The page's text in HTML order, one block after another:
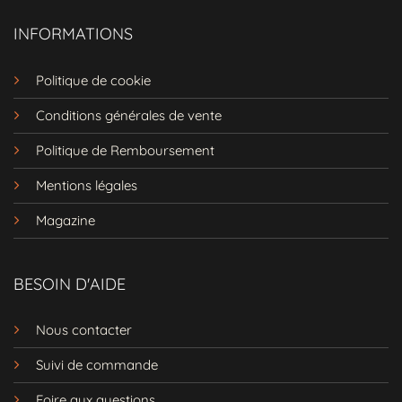
INFORMATIONS
Politique de cookie
Conditions générales de vente
Politique de Remboursement
Mentions légales
Magazine
BESOIN D'AIDE
Nous contacter
Suivi de commande